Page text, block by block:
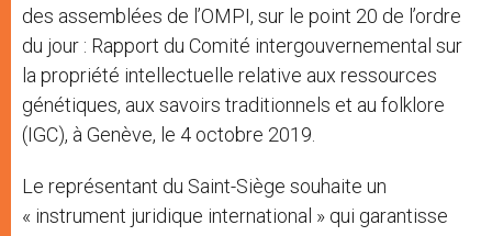
des assemblées de l’OMPI, sur le point 20 de l’ordre
du jour : Rapport du Comité intergouvernemental sur
la propriété intellectuelle relative aux ressources
génétiques, aux savoirs traditionnels et au folklore
(IGC), à Genève, le 4 octobre 2019.
Le représentant du Saint-Siège souhaite un
« instrument juridique international » qui garantisse